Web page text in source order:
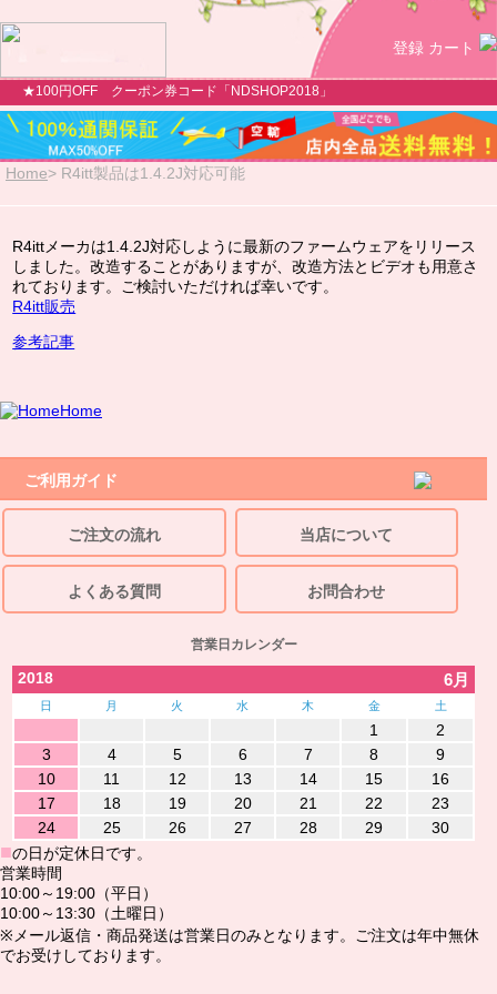
登録 カート
★100円OFF クーポン券コード「NDSHOP2018」
Home> R4itt製品は1.4.2J対応可能
R4ittメーカは1.4.2J対応しように最新のファームウェアをリリース
しました。改造することがありますが、改造方法とビデオも用意さ
れております。ご検討いただければ幸いです。
R4itt販売
参考記事
Home
ご利用ガイド
ご注文の流れ 当店について
よくある質問 お問合わせ
営業日カレンダー
2018 6月
日 月 火 水 木 金 土
1
2
3
4 5 6 7 8
9
10
11 12 13 14 15
16
17
18 19 20 21 22
23
24
25 26 27 28 29 30
■の日が定休日です。
営業時間
10:00～19:00（平日）
10:00～13:30（土曜日）
※メール返信・商品発送は営業日のみとなります。ご注文は年中無休
でお受けしております。